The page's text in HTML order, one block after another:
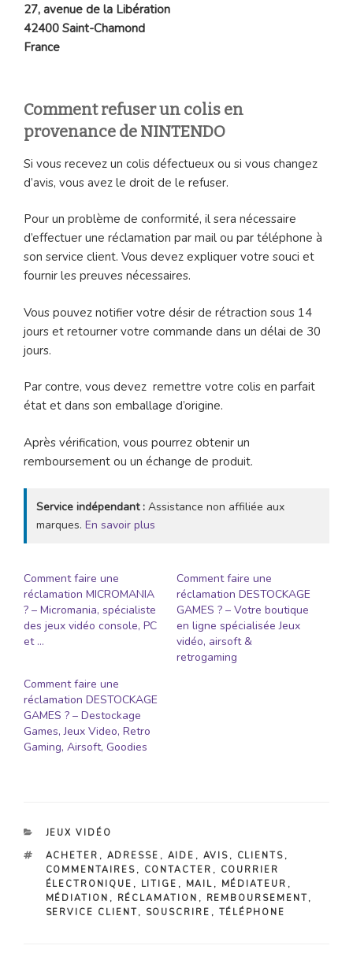
27, avenue de la Libération
42400 Saint-Chamond
France
Comment refuser un colis en
provenance de NINTENDO
Si vous recevez un colis défectueux ou si vous changez
d’avis, vous avez le droit de le refuser.
Pour un problème de conformité, il sera nécessaire
d’effectuer une réclamation par mail ou par téléphone à
son service client. Vous devez expliquer votre souci et
fournir les preuves nécessaires.
Vous pouvez notifier votre désir de rétraction sous 14
jours et retourner votre commande dans un délai de 30
jours.
Par contre, vous devez remettre votre colis en parfait
état et dans son emballage d’origine.
Après vérification, vous pourrez obtenir un
remboursement ou un échange de produit.
Service indépendant : Assistance non affiliée aux
marques. En savoir plus
Comment faire une
réclamation MICROMANIA
? – Micromania, spécialiste
des jeux vidéo console, PC
et …
Comment faire une
réclamation DESTOCKAGE
GAMES ? – Votre boutique
en ligne spécialisée Jeux
vidéo, airsoft &
retrogaming
Comment faire une
réclamation DESTOCKAGE
GAMES ? – Destockage
Games, Jeux Video, Retro
Gaming, Airsoft, Goodies
CATÉGORIES
JEUX VIDÉO
ÉTIQUETTES
ACHETER , ADRESSE , AIDE , AVIS , CLIENTS ,
COMMENTAIRES , CONTACTER , COURRIER
ÉLECTRONIQUE , LITIGE , MAIL , MÉDIATEUR ,
MÉDIATION , RÉCLAMATION , REMBOURSEMENT,
SERVICE CLIENT, SOUSCRIRE , TÉLÉPHONE